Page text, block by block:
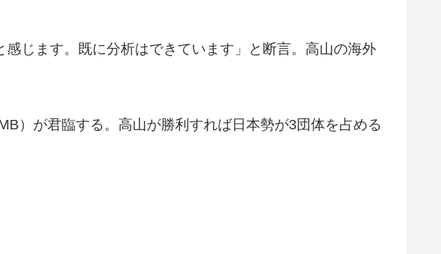
じます。既に分析はできています」と断言。高山の海外
）が君臨する。高山が勝利すれば日本勢が3団体を占める